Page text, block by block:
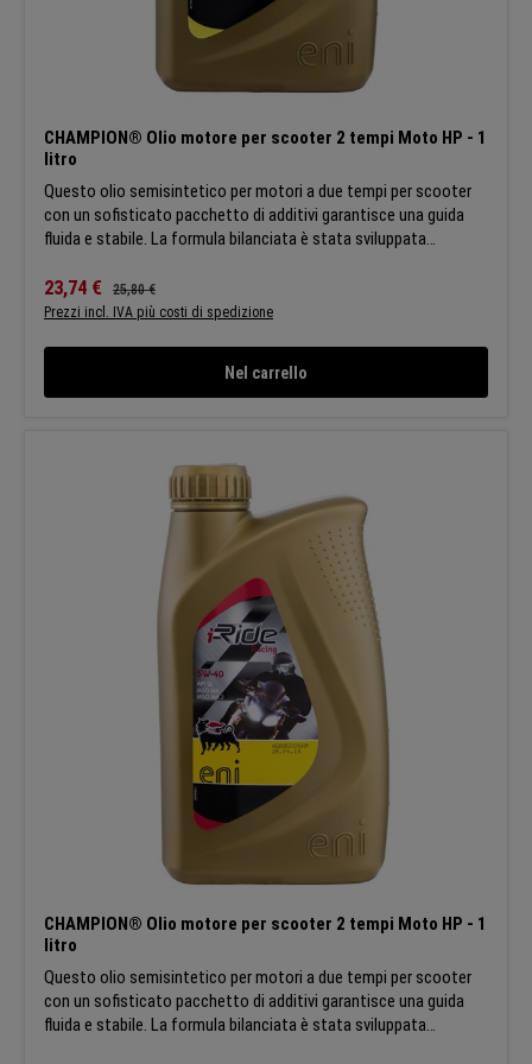
CHAMPION® Olio motore per scooter 2 tempi Moto HP - 1
litro
Questo olio semisintetico per motori a due tempi per scooter
con un sofisticato pacchetto di additivi garantisce una guida
fluida e stabile. La formula bilanciata è stata sviluppata
comfort di guida ottimale. APPLICAZIONI:Questo lubrificante è
stato sviluppato per i motori degli scooter a due tempi. Segui le
proprietà protettive dell'olio SPECIFICHE:API TC ISO L-EGD
JASO FC JASO FD Champion si riserva il diritto di modificare le
Prezzo di vendita:
23,74 € Prezzo normale:
25,80 €
Prezzi incl. IVA più costi di spedizione
Nel carrello
CHAMPION® Olio motore per scooter 2 tempi Moto HP - 1
litro
Questo olio semisintetico per motori a due tempi per scooter
con un sofisticato pacchetto di additivi garantisce una guida
fluida e stabile. La formula bilanciata è stata sviluppata